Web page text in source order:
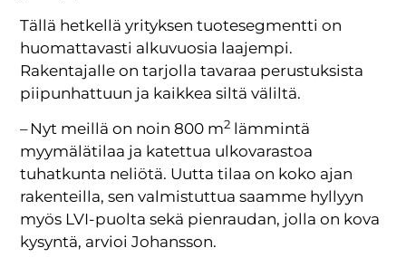
Tällä hetkellä yrityksen tuotesegmentti on
huomattavasti alkuvuosia laajempi.
Rakentajalle on tarjolla tavaraa perustuksista
piipunhattuun ja kaikkea siltä väliltä.
– Nyt meillä on noin 800 m2 lämmintä
myymälätilaa ja katettua ulkovarastoa
tuhatkunta neliötä. Uutta tilaa on koko ajan
rakenteilla, sen valmistuttua saamme hyllyyn
myös LVI-puolta sekä pienraudan, jolla on kova
kysyntä, arvioi Johansson.